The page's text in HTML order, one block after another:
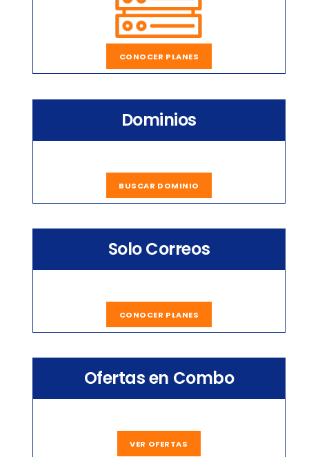
CONOCER PLANES
Dominios
BUSCAR DOMINIO
Solo Correos
CONOCER PLANES
Ofertas en Combo
VER OFERTAS